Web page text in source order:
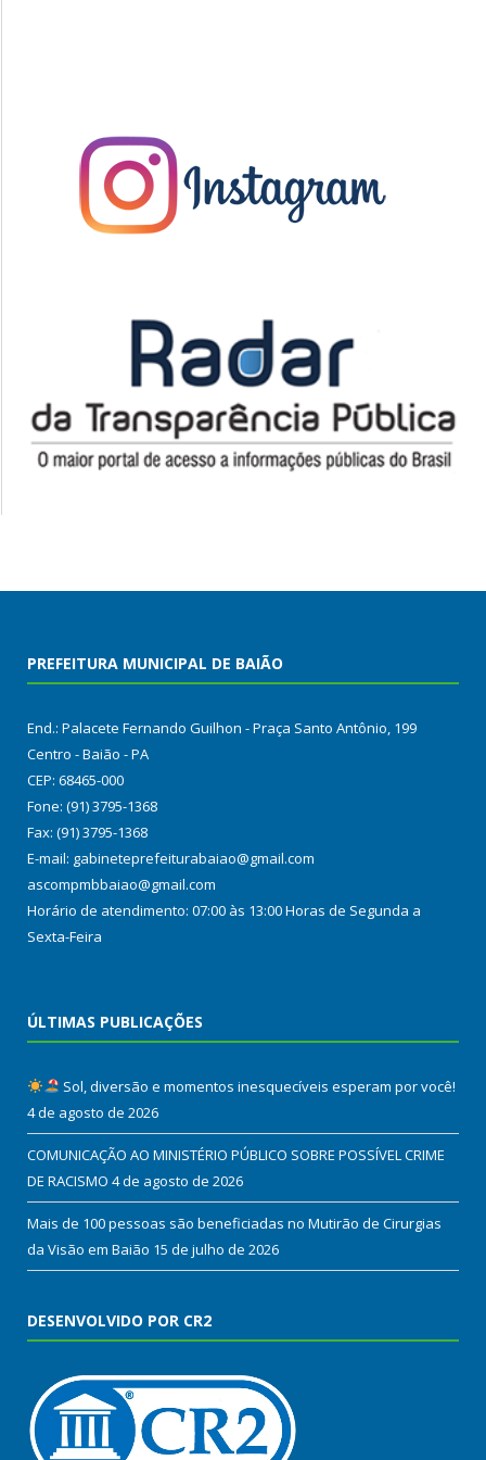
PREFEITURA MUNICIPAL DE BAIÃO
End.: Palacete Fernando Guilhon - Praça Santo Antônio, 199
Centro - Baião - PA
CEP: 68465-000
Fone: (91) 3795-1368
Fax: (91) 3795-1368
E-mail: gabineteprefeiturabaiao@gmail.com
ascompmbbaiao@gmail.com
Horário de atendimento: 07:00 às 13:00 Horas de Segunda a
Sexta-Feira
ÚLTIMAS PUBLICAÇÕES
Sol, diversão e momentos inesquecíveis esperam por você!
4 de agosto de 2026
COMUNICAÇÃO AO MINISTÉRIO PÚBLICO SOBRE POSSÍVEL CRIME
DE RACISMO 4 de agosto de 2026
Mais de 100 pessoas são beneficiadas no Mutirão de Cirurgias
da Visão em Baião 15 de julho de 2026
DESENVOLVIDO POR CR2